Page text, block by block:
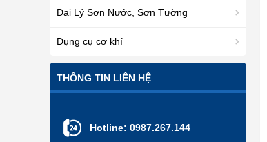
Đại Lý Sơn Nước, Sơn Tường
Dụng cụ cơ khí
THÔNG TIN LIÊN HỆ
Hotline: 0987.267.144